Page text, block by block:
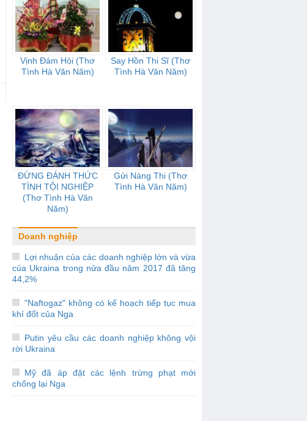
Vịnh Đám Hỏi (Thơ
Tình Hà Văn Năm)
Say Hồn Thi Sĩ (Thơ
Tình Hà Văn Năm)
ĐỪNG ĐÁNH THỨC
TÌNH TỘI NGHIỆP
(Thơ Tình Hà Văn
Năm)
Gửi Nàng Thi (Thơ
Tình Hà Văn Năm)
Doanh nghiệp
Lợi nhuận của các doanh nghiệp lớn và vừa
của Ukraina trong nửa đầu năm 2017 đã tăng
44,2%
"Naftogaz" không có kế hoạch tiếp tục mua
khí đốt của Nga
Putin yêu cầu các doanh nghiệp không vội
rời Ukraina
Mỹ đã áp đặt các lệnh trừng phạt mới
chống lại Nga